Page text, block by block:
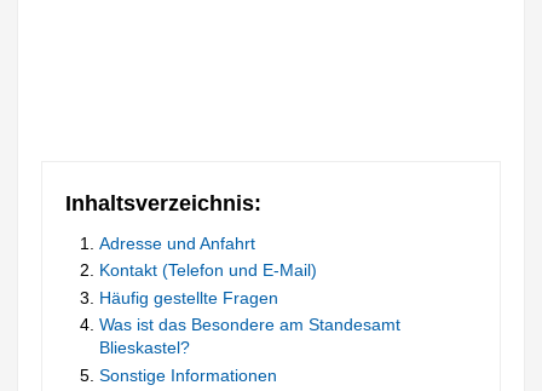
Inhaltsverzeichnis:
Adresse und Anfahrt
Kontakt (Telefon und E-Mail)
Häufig gestellte Fragen
Was ist das Besondere am Standesamt
Blieskastel?
Sonstige Informationen